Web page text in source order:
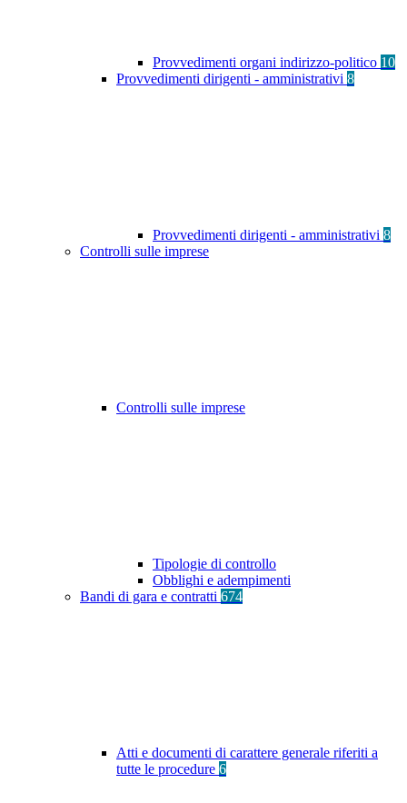
Provvedimenti organi indirizzo-politico 10
Provvedimenti dirigenti - amministrativi 8
Provvedimenti dirigenti - amministrativi 8
Controlli sulle imprese
Controlli sulle imprese
Tipologie di controllo
Obblighi e adempimenti
Bandi di gara e contratti 674
Atti e documenti di carattere generale riferiti a
tutte le procedure 6